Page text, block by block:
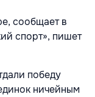
сообщает в
спорт», пишет
победу
ничейным